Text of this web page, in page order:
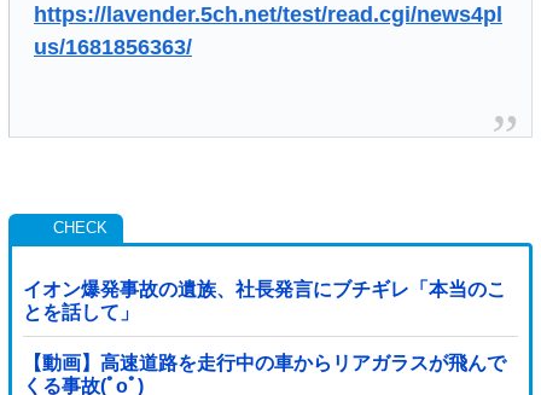
https://lavender.5ch.net/test/read.cgi/news4pl
us/1681856363/
イオン爆発事故の遺族、社長発言にブチギレ「本当のこ
とを話して」
【動画】高速道路を走行中の車からリアガラスが飛んで
くる事故(ﾟoﾟ)